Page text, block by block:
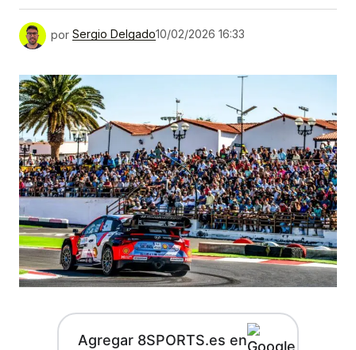
por Sergio Delgado10/02/2026 16:33
Agregar 8SPORTS.es en